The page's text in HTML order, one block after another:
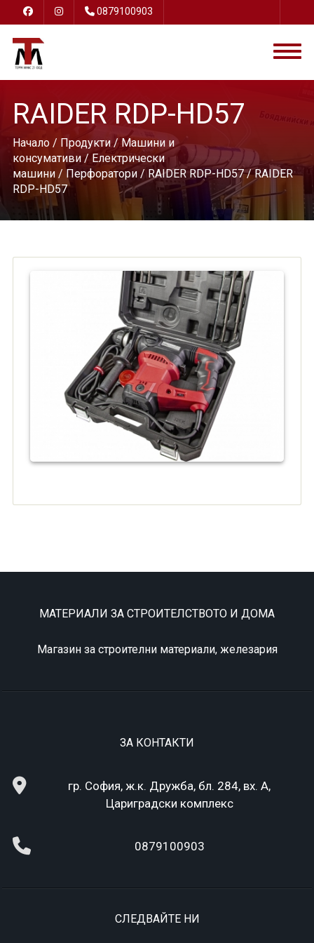
0879100903
RAIDER RDP-HD57
Начало/ Продукти/Машини и
консумативи/ Електрически
машини/ Перфоратори/ RAIDER RDP-HD57/ RAIDER
RDP-HD57
МАТЕРИАЛИ ЗА СТРОИТЕЛСТВОТО И ДОМА
Магазин за строителни материали, железария
ЗА КОНТАКТИ
гр. София, ж.к. Дружба, бл. 284, вх. А,
Цариградски комплекс
0879100903
СЛЕДВАЙТЕ НИ